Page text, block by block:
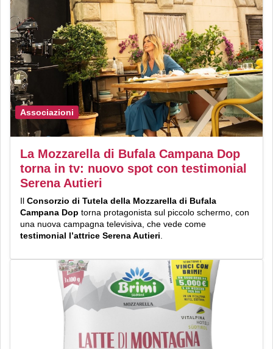
Associazioni
La Mozzarella di Bufala Campana Dop
torna in tv: nuovo spot con testimonial
Serena Autieri
Il Consorzio di Tutela della Mozzarella di Bufala
Campana Dop torna protagonista sul piccolo schermo, con
una nuova campagna televisiva, che vede come
testimonial l’attrice Serena Autieri